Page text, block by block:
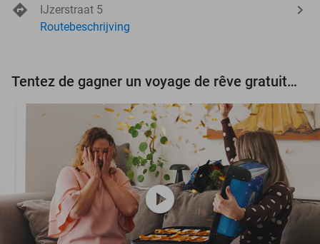
IJzerstraat 5
Routebeschrijving
Tentez de gagner un voyage de rêve gratuit d'une valeur de 3.000 € !
play_circle